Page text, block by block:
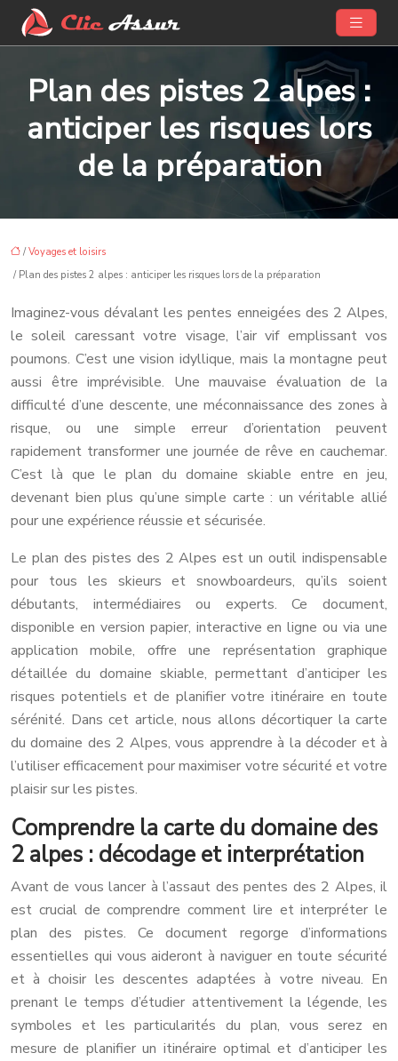
Plan des pistes 2 alpes :
anticiper les risques lors
de la préparation
/Voyages et loisirs
/ Plan des pistes 2 alpes : anticiper les risques lors de la préparation
Imaginez-vous dévalant les pentes enneigées des 2 Alpes,
le soleil caressant votre visage, l’air vif emplissant vos
poumons. C’est une vision idyllique, mais la montagne peut
aussi être imprévisible. Une mauvaise évaluation de la
difficulté d’une descente, une méconnaissance des zones à
risque, ou une simple erreur d’orientation peuvent
rapidement transformer une journée de rêve en cauchemar.
C’est là que le plan du domaine skiable entre en jeu,
devenant bien plus qu’une simple carte : un véritable allié
pour une expérience réussie et sécurisée.
Le plan des pistes des 2 Alpes est un outil indispensable
pour tous les skieurs et snowboardeurs, qu’ils soient
débutants, intermédiaires ou experts. Ce document,
disponible en version papier, interactive en ligne ou via une
application mobile, offre une représentation graphique
détaillée du domaine skiable, permettant d’anticiper les
risques potentiels et de planifier votre itinéraire en toute
sérénité. Dans cet article, nous allons décortiquer la carte
du domaine des 2 Alpes, vous apprendre à la décoder et à
l’utiliser efficacement pour maximiser votre sécurité et votre
plaisir sur les pistes.
Comprendre la carte du domaine des
2 alpes : décodage et interprétation
Avant de vous lancer à l’assaut des pentes des 2 Alpes, il
est crucial de comprendre comment lire et interpréter le
plan des pistes. Ce document regorge d’informations
essentielles qui vous aideront à naviguer en toute sécurité
et à choisir les descentes adaptées à votre niveau. En
prenant le temps d’étudier attentivement la légende, les
symboles et les particularités du plan, vous serez en
mesure de planifier un itinéraire optimal et d’anticiper les